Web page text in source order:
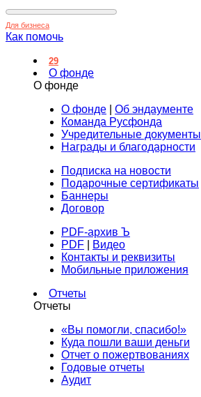
Для бизнеса
Как помочь
29
О фонде
О фонде
О фонде
Об эндаументе
Команда Русфонда
Учредительные документы
Награды и благодарности
Подписка на новости
Подарочные сертификаты
Баннеры
Договор
PDF-архив Ъ
PDF
Видео
Контакты и реквизиты
Мобильные приложения
Отчеты
Отчеты
«Вы помогли, спасибо!»
Куда пошли ваши деньги
Отчет о пожертвованиях
Годовые отчеты
Аудит